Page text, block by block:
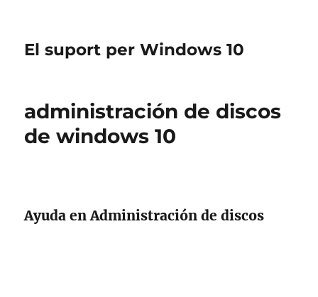
El suport per Windows 10
administración de discos
de windows 10
Ayuda en Administración de discos